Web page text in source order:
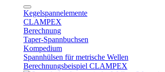
Kegelspannelemente
CLAMPEX
Berechnung
Taper-Spannbuchsen
Kompedium
Spannhülsen für metrische Wellen
Berechnungsbeispiel CLAMPEX